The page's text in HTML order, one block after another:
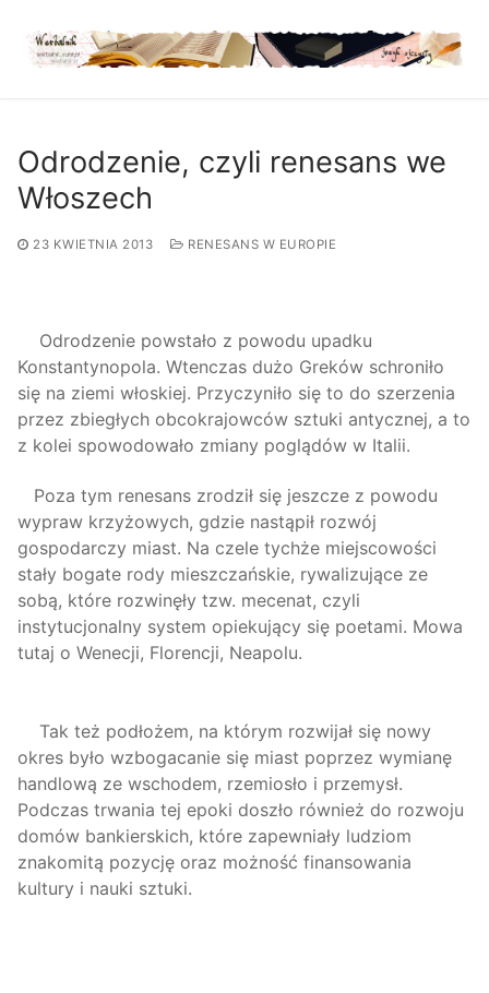
treści
Odrodzenie, czyli renesans we
Włoszech
23 KWIETNIA 2013 RENESANS W EUROPIE
Odrodzenie powstało z powodu upadku
Konstantynopola. Wtenczas dużo Greków schroniło
się na ziemi włoskiej. Przyczyniło się to do szerzenia
przez zbiegłych obcokrajowców sztuki antycznej, a to
z kolei spowodowało zmiany poglądów w Italii.
Poza tym renesans zrodził się jeszcze z powodu
wypraw krzyżowych, gdzie nastąpił rozwój
gospodarczy miast. Na czele tychże miejscowości
stały bogate rody mieszczańskie, rywalizujące ze
sobą, które rozwinęły tzw. mecenat, czyli
instytucjonalny system opiekujący się poetami. Mowa
tutaj o Wenecji, Florencji, Neapolu.
Tak też podłożem, na którym rozwijał się nowy
okres było wzbogacanie się miast poprzez wymianę
handlową ze wschodem, rzemiosło i przemysł.
Podczas trwania tej epoki doszło również do rozwoju
domów bankierskich, które zapewniały ludziom
znakomitą pozycję oraz możność finansowania
kultury i nauki sztuki.